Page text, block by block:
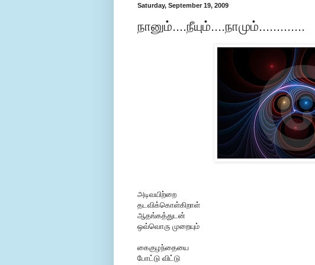
Saturday, September 19, 2009
நானும்....நீயும்....நாமும்.............
அடிவயிற்றை
தடவிக்கொள்கிறாள்
ஆதங்கத்துடன்
ஒவ்வொரு முறையும்
கைகுழந்தையை
போட்டு விட்டு